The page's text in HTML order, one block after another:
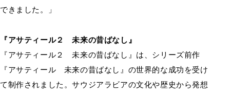
できました。」
『アサティール２ 未来の昔ばなし』
『アサティール２ 未来の昔ばなし』は、シリーズ前作
『アサティール 未来の昔ばなし』の世界的な成功を受け
て制作されました。サウジアラビアの文化や歴史から発想